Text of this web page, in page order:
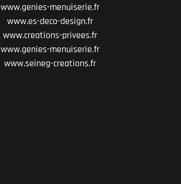
www.genies-menuiserie.fr
www.es-deco-design.fr
www.creations-privees.fr
www.genies-menuiserie.fr
www.seineg-creations.fr